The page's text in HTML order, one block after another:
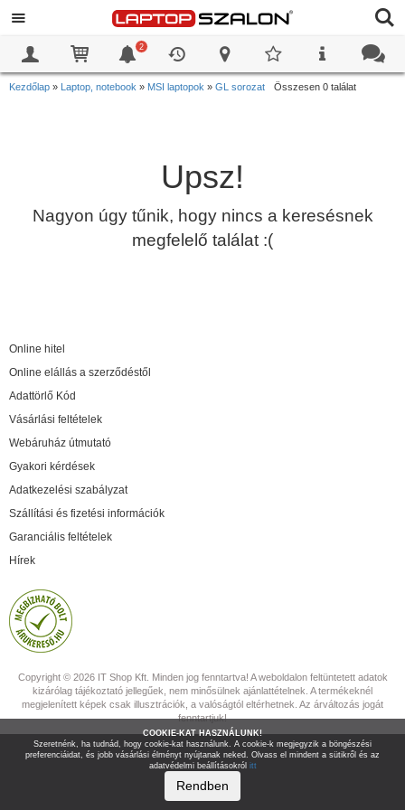
2
Kezdőlap » Laptop, notebook » MSI laptopok » GL sorozat Összesen 0 találat
Upsz!
Nagyon úgy tűnik, hogy nincs a keresésnek
megfelelő találat :(
Online hitel
Online elállás a szerződéstől
Adattörlő Kód
Vásárlási feltételek
Webáruház útmutató
Gyakori kérdések
Adatkezelési szabályzat
Szállítási és fizetési információk
Garanciális feltételek
Hírek
Copyright © 2026 IT Shop Kft. Minden jog fenntartva! A weboldalon feltüntetett adatok
kizárólag tájékoztató jellegűek, nem minősülnek ajánlattételnek. A termékeknél
megjelenített képek csak illusztrációk, a valóságtól eltérhetnek. Az árváltozás jogát
fenntartjuk!
0
0
COOKIE-KAT HASZNÁLUNK!
Szeretnénk, ha tudnád, hogy cookie-kat használunk. A cookie-k megjegyzik a böngészési
preferenciáidat, és jobb vásárlási élményt nyújtanak neked. Olvass el mindent a sütikről és az
adatvédelmi beállításokról itt
Rendben